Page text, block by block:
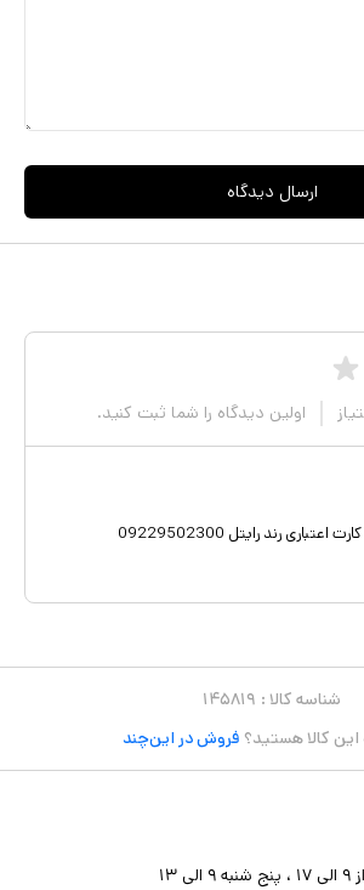
ارسال دیدگاه
اولین دیدگاه را شما ثبت کنید.
اعتباری رند رایتل 09229502300
شناسه کالا : ۱۴۵۸۱۹
کالا هستید؟ فروش در این‌چند